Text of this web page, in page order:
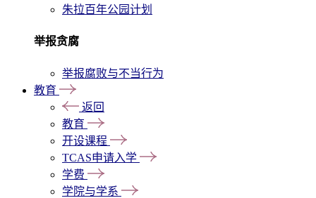
朱拉百年公园计划
举报贪腐
举报腐败与不当行为
教育
返回
教育
开设课程
TCAS申请入学
学费
学院与学系